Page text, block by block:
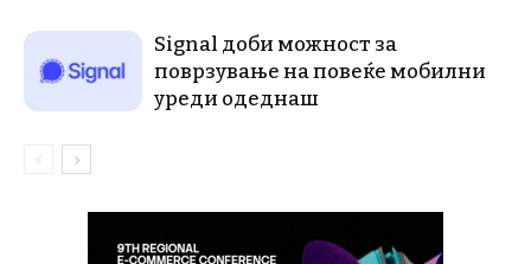
Signal доби можност за
поврзување на повеќе мобилни
уреди одеднаш